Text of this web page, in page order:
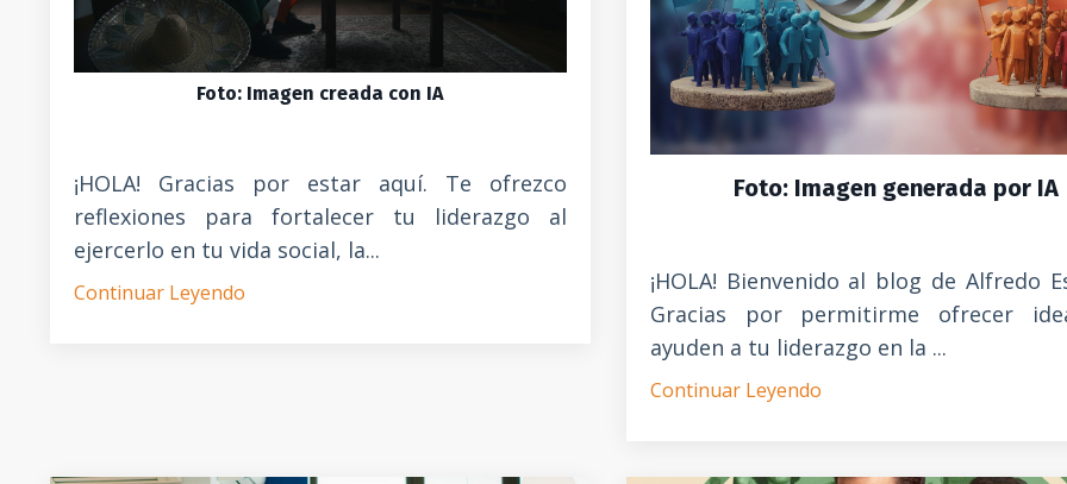
Foto: Imagen creada con IA
¡HOLA! Gracias por estar aquí. Te ofrezco
reflexiones para fortalecer tu liderazgo al
ejercerlo en tu vida social, la...
Continuar Leyendo
Foto: Imagen generada por IA
¡HOLA! Bienvenido al blog de Alfredo
Gracias por permitirme ofrecer
ayuden a tu liderazgo en la ...
Continuar Leyendo